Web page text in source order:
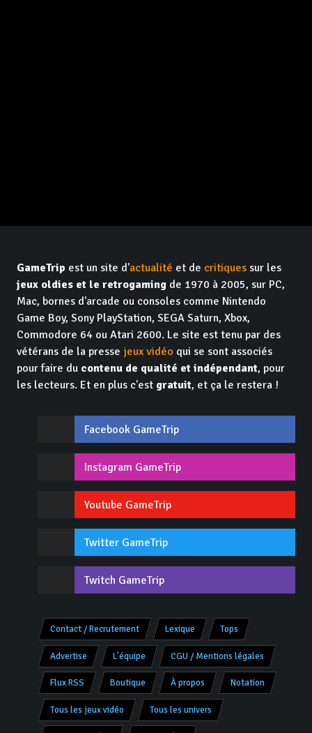
GameTrip est un site d'actualité et de critiques sur les
jeux oldies et le retrogaming de 1970 à 2005, sur PC,
Mac, bornes d'arcade ou consoles comme Nintendo
Game Boy, Sony PlayStation, SEGA Saturn, Xbox,
Commodore 64 ou Atari 2600. Le site est tenu par des
vétérans de la presse jeux vidéo qui se sont associés
pour faire du contenu de qualité et indépendant, pour
les lecteurs. Et en plus c'est gratuit, et ça le restera !
Facebook GameTrip
Instagram GameTrip
Youtube GameTrip
Twitter GameTrip
Twitch GameTrip
Contact / Recrutement Lexique Tops
Advertise L'équipe CGU / Mentions légales
Flux RSS Boutique À propos Notation
Tous les jeux vidéo Tous les univers